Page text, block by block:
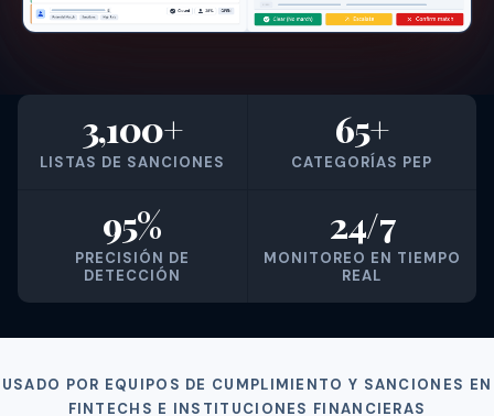
3,100+
LISTAS DE SANCIONES
65+
CATEGORÍAS PEP
95%
PRECISIÓN DE
DETECCIÓN
24/7
MONITOREO EN TIEMPO
REAL
USADO POR EQUIPOS DE CUMPLIMIENTO Y SANCIONES EN
FINTECHS E INSTITUCIONES FINANCIERAS